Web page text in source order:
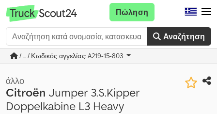
Αναζήτηση
Πώληση
/ ... / Κωδικός αγγελίας: A219-15-803
άλλο
Citroën Jumper 3.S.Kipper
Doppelkabine L3 Heavy